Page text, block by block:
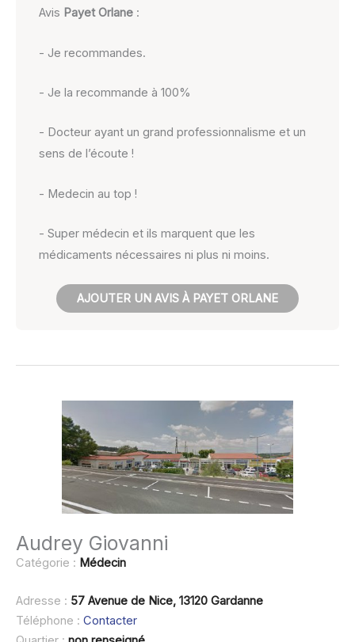
Avis Payet Orlane :
- Je recommandes.
- Je la recommande à 100%
- Docteur ayant un grand professionnalisme et un
sens de l’écoute !
- Medecin au top !
- Super médecin et ils marquent que les
médicaments nécessaires ni plus ni moins.
AJOUTER UN AVIS À PAYET ORLANE
Audrey Giovanni
Catégorie : Médecin
Adresse : 57 Avenue de Nice, 13120 Gardanne
Téléphone : Contacter